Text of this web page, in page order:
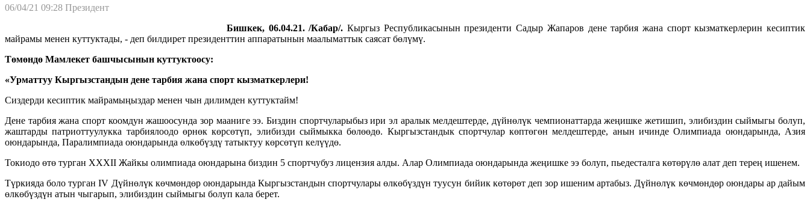
06/04/21 09:28 Президент
Бишкек, 06.04.21. /Кабар/.Кыргыз Республикасынын президенти Садыр Жапаров дене тарбия жана спорт кызматкерлерин кесиптик
майрамы менен куттуктады, - деп билдирет президенттин аппаратынын маалыматтык саясат бөлүмү.
Төмөндө Мамлекет башчысынын куттуктоосу:
«Урматтуу Кыргызстандын дене тарбия жана спорт кызматкерлери!
Сиздерди кесиптик майрамыңыздар менен чын дилимден куттуктайм!
Дене тарбия жана спорт коомдун жашоосунда зор мааниге ээ. Биздин спортчуларыбыз ири эл аралык мелдештерде, дүйнөлүк чемпионаттарда жеңишке жетишип, элибиздин сыймыгы болуп,
жаштарды патриоттуулукка тарбиялоодо өрнөк көрсөтүп, элибизди сыймыкка бөлөөдө. Кыргызстандык спортчулар көптөгөн мелдештерде, анын ичинде Олимпиада оюндарында, Азия
оюндарында, Паралимпиада оюндарында өлкөбүздү татыктуу көрсөтүп келүүдө.
Токиодо өтө турган ХХХII Жайкы олимпиада оюндарына биздин 5 спортчубуз лицензия алды. Алар Олимпиада оюндарында жеңишке ээ болуп, пьедесталга көтөрүлө алат деп терең ишенем.
Түркияда боло турган IV Дүйнөлүк көчмөндөр оюндарында Кыргызстандын спортчулары өлкөбүздүн туусун бийик көтөрөт деп зор ишеним артабыз. Дүйнөлүк көчмөндөр оюндары ар дайым
өлкөбүздүн атын чыгарып, элибиздин сыймыгы болуп кала берет.